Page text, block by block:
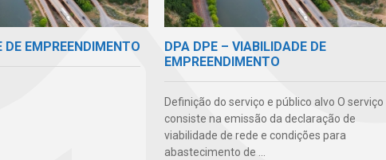
DE EMPREENDIMENTO
DPA DPE – VIABILIDADE DE
EMPREENDIMENTO
Definição do serviço e público alvo O serviço
consiste na emissão da declaração de
viabilidade de rede e condições para
abastecimento de ...